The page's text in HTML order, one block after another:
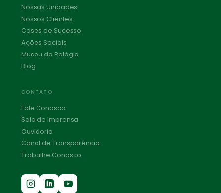
Nossas Unidades
Nossos Clientes
Cases de Sucesso
Ações Sociais
Museu do Relógio
Blog
CONTATO
Fale Conosco
Sala de Imprensa
Ouvidoria
Canal de Transparência
Trabalhe Conosco